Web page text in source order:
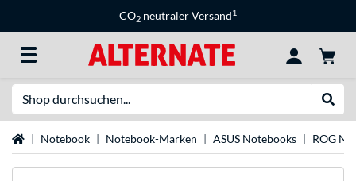
CO2 neutraler Versand1
StartseiteNotebook Notebook-Marken ASUS Notebooks ROG